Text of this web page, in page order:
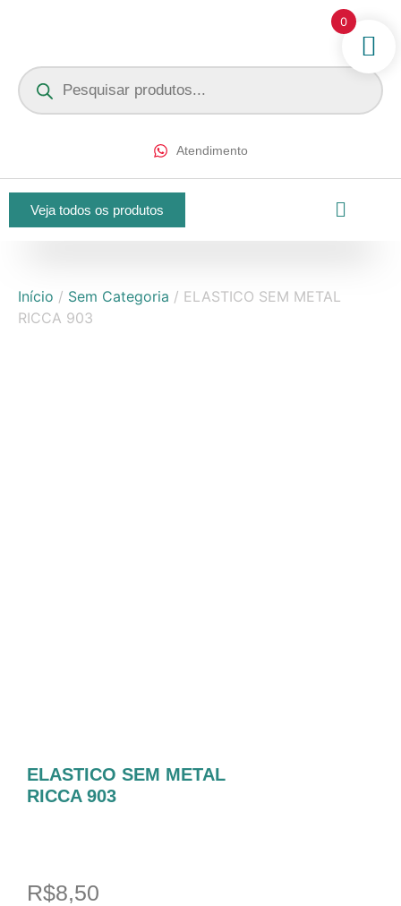
Atendimento
Veja todos os produtos
Início / Sem Categoria / ELASTICO SEM METAL
RICCA 903
ELASTICO SEM METAL
RICCA 903
R$8,50
0